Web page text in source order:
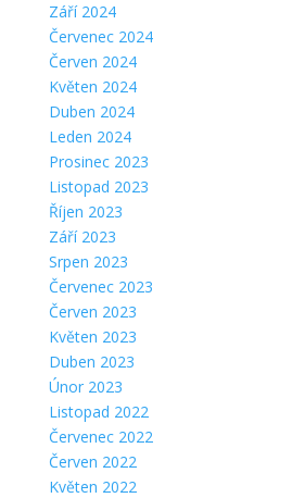
Září 2024
Červenec 2024
Červen 2024
Květen 2024
Duben 2024
Leden 2024
Prosinec 2023
Listopad 2023
Říjen 2023
Září 2023
Srpen 2023
Červenec 2023
Červen 2023
Květen 2023
Duben 2023
Únor 2023
Listopad 2022
Červenec 2022
Červen 2022
Květen 2022